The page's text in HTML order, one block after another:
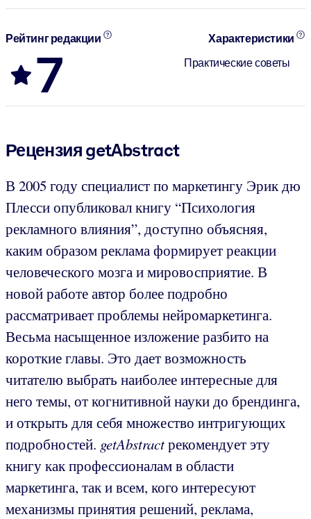
Рейтинг редакции
7
Характеристики
Практические советы
Рецензия getAbstract
В 2005 году специалист по маркетингу Эрик дю
Плесси опубликовал книгу “Психология
рекламного влияния”, доступно объясняя,
каким образом реклама формирует реакции
человеческого мозга и мировосприятие. В
новой работе автор более подробно
рассматривает проблемы нейромаркетинга.
Весьма насыщенное изложение разбито на
короткие главы. Это дает возможность
читателю выбрать наиболее интересные для
него темы, от когнитивной науки до брендинга,
и открыть для себя множество интригующих
подробностей. getAbstractрекомендует эту
книгу как профессионалам в области
маркетинга, так и всем, кого интересуют
механизмы принятия решений, реклама,